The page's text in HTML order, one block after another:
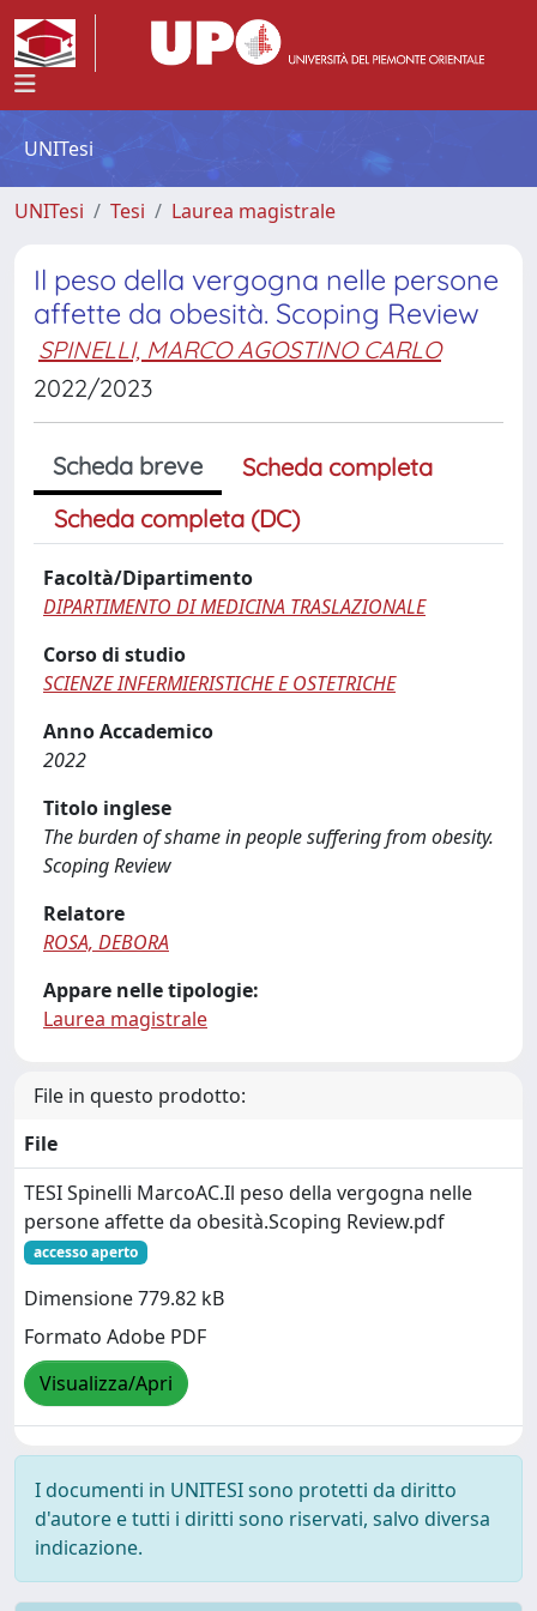
UNITesi
UNITesi Tesi Laurea magistrale
Il peso della vergogna nelle persone
affette da obesità. Scoping Review
SPINELLI, MARCO AGOSTINO CARLO
2022/2023
Scheda breve
Scheda completa
Scheda completa (DC)
Facoltà/Dipartimento
DIPARTIMENTO DI MEDICINA TRASLAZIONALE
Corso di studio
SCIENZE INFERMIERISTICHE E OSTETRICHE
Anno Accademico
2022
Titolo inglese
The burden of shame in people suffering from obesity.
Scoping Review
Relatore
ROSA, DEBORA
Appare nelle tipologie:
Laurea magistrale
File in questo prodotto:
File
TESI Spinelli MarcoAC.Il peso della vergogna nelle
persone affette da obesità.Scoping Review.pdf
accesso aperto
Dimensione 779.82 kB
Formato Adobe PDF
Visualizza/Apri
I documenti in UNITESI sono protetti da diritto
d'autore e tutti i diritti sono riservati, salvo diversa
indicazione.